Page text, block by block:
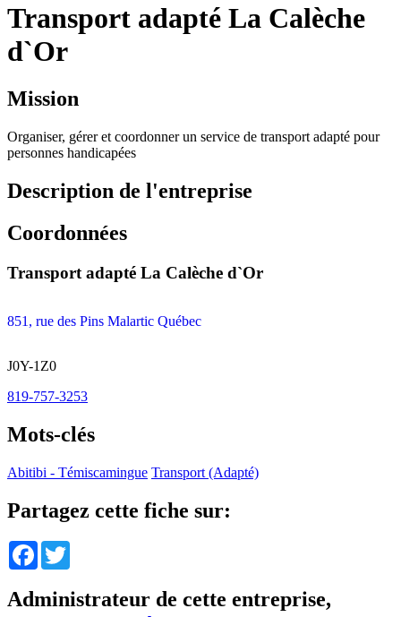
Transport adapté La Calèche
d`Or
Mission
Organiser, gérer et coordonner un service de transport adapté pour
personnes handicapées
Description de l'entreprise
Coordonnées
Transport adapté La Calèche d`Or
851, rue des Pins Malartic Québec
J0Y-1Z0
819-757-3253
Mots-clés
Abitibi - Témiscamingue Transport (Adapté)
Partagez cette fiche sur:
Facebook
Administrateur de cette entreprise,